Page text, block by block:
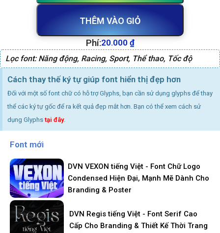
THÊM VÀO GIỎ
Phí:20.000 ₫
Lọc font: Năng động, Racing, Sport, Thể thao, Tốc độ
Cách thay thế ký tự giúp font hiển thị đẹp hơn
Đối với một số font chữ có hỗ trợ Glyphs, bạn cần sử dụng glyphs để thay
thể các ký tự gốc để ra kết quả đẹp mắt hơn. Bạn có thể xem cách sử
dụng Glyphs tại đây.
Font mới
DVN VEXON tiếng Việt - Font Chữ Logo
Condensed Hiện Đại, Mạnh Mẽ Dành Cho
Branding & Poster
DVN Regis tiếng Việt - Font Serif Cao
Cấp Cho Branding & Thiết Kế Thời Trang